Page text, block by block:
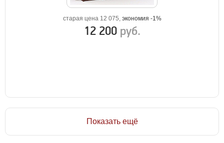
старая цена 12 075, экономия -1%
12 200 руб.
Показать ещё